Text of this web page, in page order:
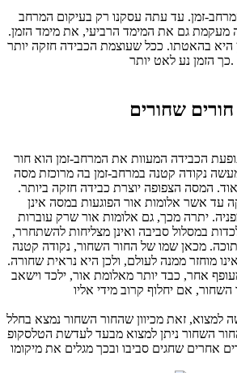
זמן. עד עתה עסקנו רק בעיקום המרחב
מעקמת גם את המימד הרביעי, את מימד הזמן.
בהאטתו. ככל שעוצמת הכבידה חזקה יותר
כך הזמן נע לאט יותר.
חורים שחורים
הכבידה המעוות את המרחב-זמן הוא חור
נקודה קטנה במרחב-זמן בה מרוכזת מסה
המסה הצפופה יוצרת כבידה חזקה ביותר.
עד אשר אלומות אור הפוגעות במסה אינן
יתרה מכך, גם אלומות אור שרק עוברות
במסלול סביבה ואינן מצליחות להשתחרר,
מכאן שמו של החור השחור, נקודה קטנה
מוחזר ממנה לעולם, ולכן היא נראית שחורה.
אחר, כבד יותר מאלומת אור, ילכד וישאב
למצוא, זאת מכיוון שהחור השחור נמצא בחלל
השחור ניתן למצוא מבעד לעדשת הטלסקופ